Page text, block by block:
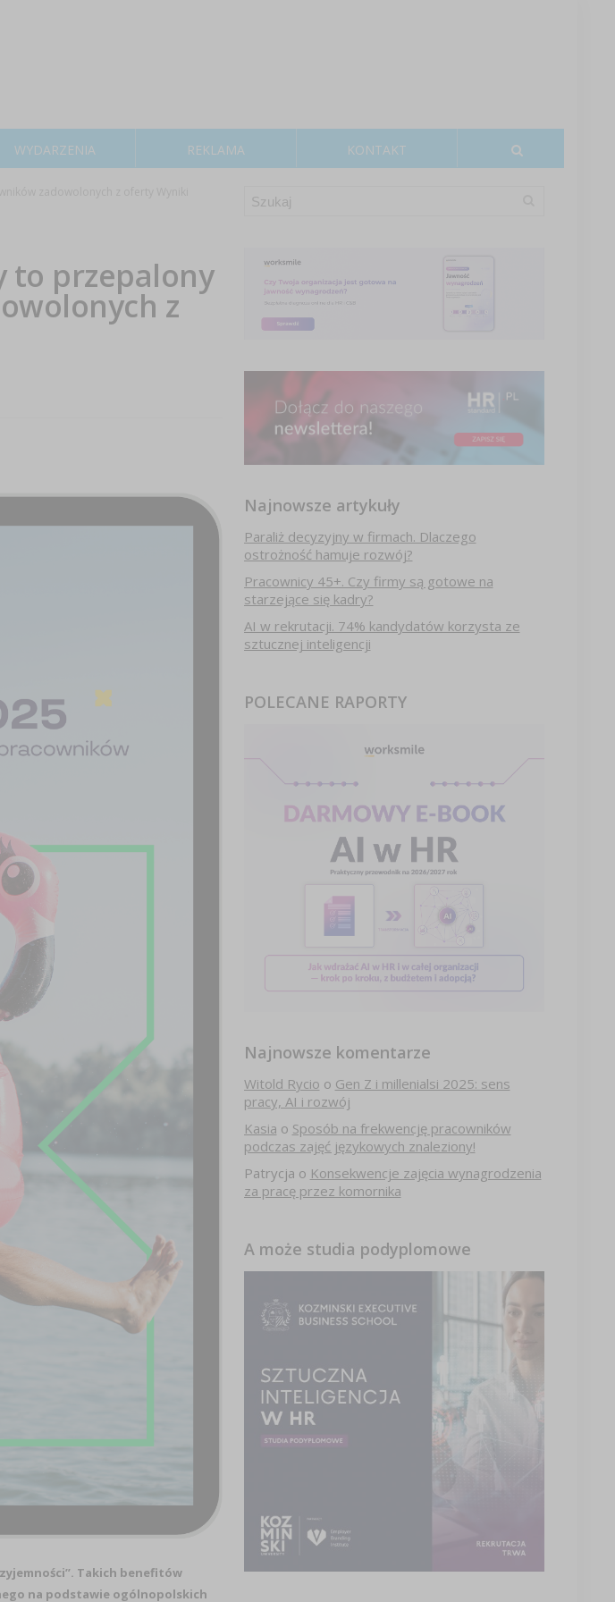
WYDARZENIA REKLAMA KONTAKT
to przepalony
z
Takich benefitów
na podstawie ogólnopolskich
Najnowsze artykuły
Paraliż decyzyjny w firmach. Dlaczego
ostrożność hamuje rozwój?
Pracownicy 45+. Czy firmy są gotowe na
starzejące się kadry?
AI w rekrutacji. 74% kandydatów korzysta ze
sztucznej inteligencji
POLECANE RAPORTY
Najnowsze komentarze
Witold Rycio o Gen Z i millenialsi 2025: sens
pracy, AI i rozwój
Kasia o Sposób na frekwencję pracowników
podczas zajęć językowych znaleziony!
Patrycja o Konsekwencje zajęcia wynagrodzenia
za pracę przez komornika
A może studia podyplomowe